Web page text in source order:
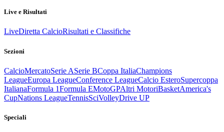
Live e Risultati
LiveDiretta CalcioRisultati e Classifiche
Sezioni
CalcioMercatoSerie ASerie BCoppa ItaliaChampions
LeagueEuropa LeagueConference LeagueCalcio EsteroSupercoppa
ItalianaFormula 1Formula EMotoGPAltri MotoriBasketAmerica's
CupNations LeagueTennisSciVolleyDrive UP
Speciali